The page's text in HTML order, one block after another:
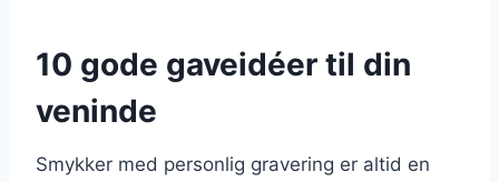
10 gode gaveidéer til din
veninde
Smykker med personlig gravering er altid en